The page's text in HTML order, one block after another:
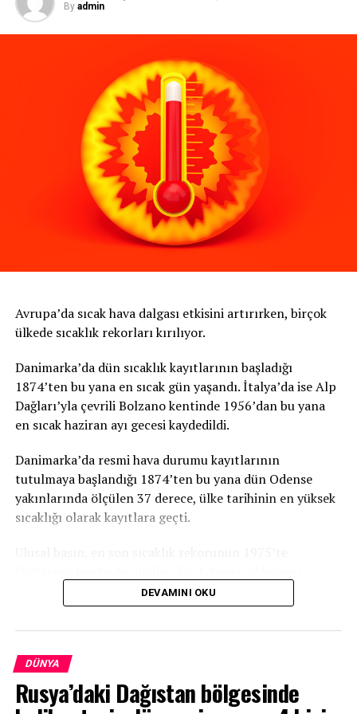
By admin
Avrupa’da sıcak hava dalgası etkisini artırırken, birçok
ülkede sıcaklık rekorları kırılıyor.
Danimarka’da dün sıcaklık kayıtlarının başladığı
1874’ten bu yana en sıcak gün yaşandı. İtalya’da ise Alp
Dağları’yla çevrili Bolzano kentinde 1956’dan bu yana
en sıcak haziran ayı gecesi kaydedildi.
Danimarka’da resmi hava durumu kayıtlarının
tutulmaya başlandığı 1874’ten bu yana dün Odense
yakınlarında ölçülen 37 derece, ülke tarihinin en yüksek
sıcaklığı olarak kayıtlara geçti.
haziran ayı için ise en son 1947’de 35,5 dereceyle rekor
kırıldığını anımsattı.
bazı bölgelerde şiddetli yağış ve rüzgara da neden
olduğu kaydedildi.
DEVAMINI OKU
DÜNYA
Rusya’daki Dağıstan bölgesinde